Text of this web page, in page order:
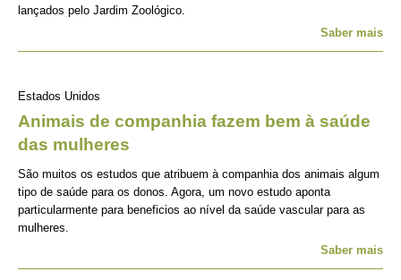
lançados pelo Jardim Zoológico.
Saber mais
Estados Unidos
Animais de companhia fazem bem à saúde
das mulheres
São muitos os estudos que atribuem à companhia dos animais algum
tipo de saúde para os donos. Agora, um novo estudo aponta
particularmente para beneficios ao nível da saúde vascular para as
mulheres.
Saber mais